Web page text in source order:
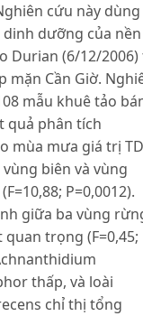
cứu này dùng
dưỡng của nền
Durian (6/12/2006)
Cần Giờ.
mẫu khuê tảo
quả phân tích
mùa mưa giá trị
biên và vùng
P=0,0012).
giữa ba vùng
trọng (F=0,45;
thấp, và loài
chỉ thị tổng